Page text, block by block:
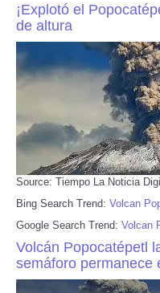
¡Explotó el
de altura
Source: Tiempo La Noticia
Bing Search Trend: Volcan
Google Search Trend: Volcan
Volcán Popocatépetl
semáforo permanece